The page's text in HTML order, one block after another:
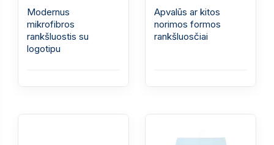
Modernus
mikrofibros
rankšluostis su
logotipu
Apvalūs ar kitos
norimos formos
rankšluosčiai